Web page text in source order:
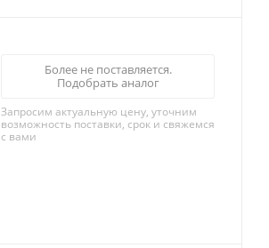
Более не поставляется.
Подобрать аналог
Запросим актуальную цену, уточним
возможность поставки, срок и свяжемся
с вами